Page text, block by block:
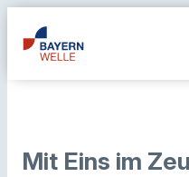
Mit Eins im